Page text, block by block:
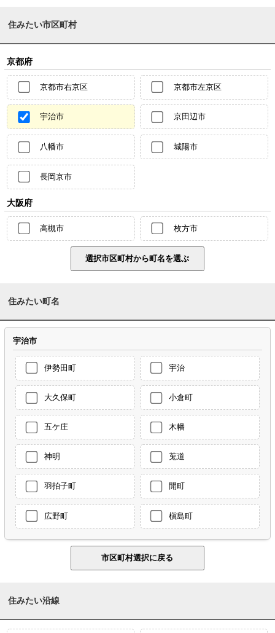
住みたい市区町村
京都府
京都市右京区 京都市左京区
宇治市 京田辺市
八幡市 城陽市
長岡京市
大阪府
高槻市 枚方市
住みたい町名
宇治市
伊勢田町 宇治
大久保町 小倉町
五ケ庄 木幡
神明 莵道
羽拍子町 開町
広野町 槇島町
住みたい沿線